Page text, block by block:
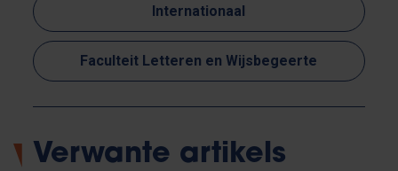
Internationaal
Faculteit Letteren en Wijsbegeerte
Verwante artikels